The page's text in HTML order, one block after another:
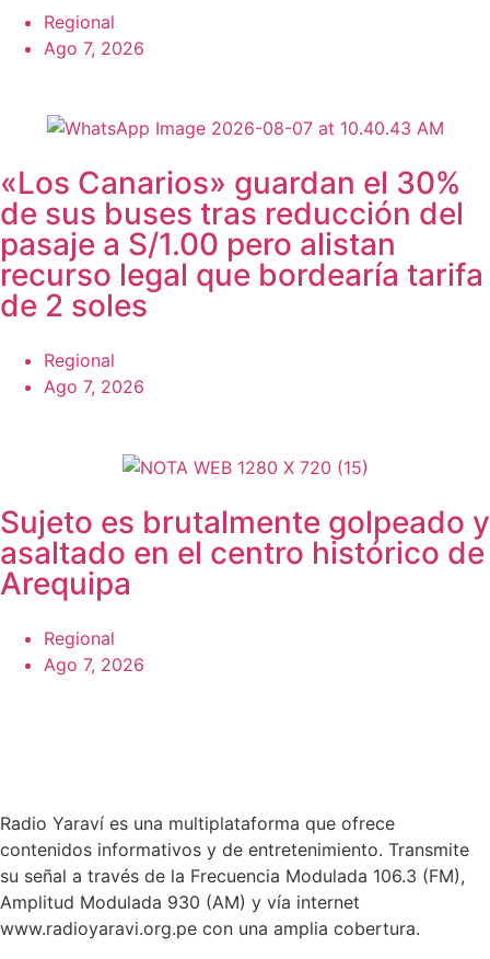
Regional
Ago 7, 2026
«Los Canarios» guardan el 30%
de sus buses tras reducción del
pasaje a S/1.00 pero alistan
recurso legal que bordearía tarifa
de 2 soles
Regional
Ago 7, 2026
Sujeto es brutalmente golpeado y
asaltado en el centro histórico de
Arequipa
Regional
Ago 7, 2026
Radio Yaraví es una multiplataforma que ofrece
contenidos informativos y de entretenimiento. Transmite
su señal a través de la Frecuencia Modulada 106.3 (FM),
Amplitud Modulada 930 (AM) y vía internet
www.radioyaravi.org.pe con una amplia cobertura.